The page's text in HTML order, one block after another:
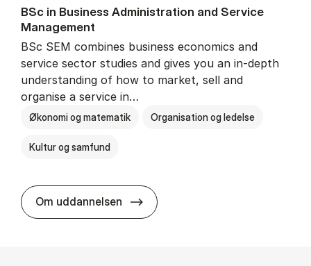
BSc in Busi­ness Ad­min­is­tra­tion and Ser­vice
Man­age­ment
BSc SEM combines business economics and
service sector studies and gives you an in-depth
understanding of how to market, sell and
organise a service in…
Økonomi og matematik Organisation og ledelse
Kultur og samfund
Om uddannelsen BSc in Busi­ness Ad­min­is­tra­tion